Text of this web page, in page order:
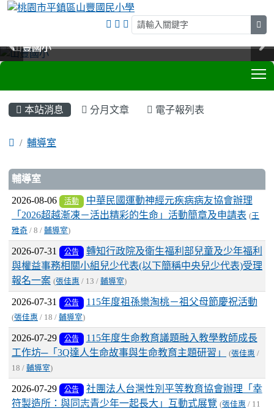
山豐國小
山豐國小
山豐國小
山豐國小
本站消息 分月文章 電子報列表
輔導室
文章列表
輔導室
2026-08-06 活動
中華民國運動神經元疾病病友協會辦理
「2026超越漸凍－活出精彩的生命」活動簡章及申請表 (王
雅奇 / 8 / 輔導室)
2026-07-31 公告
轉知行政院及衛生福利部兒童及少年福利
與權益事務相關小組兒少代表(以下簡稱中央兒少代表)受理
報名一案 (張佳惠 / 13 / 輔導室)
2026-07-31 公告 115年度祖孫樂淘桃－祖父母節慶祝活動
(張佳惠 / 18 / 輔導室)
2026-07-29 公告
115年度生命教育議題融入教學教師成長
工作坊─「3Q達人生命故事與生命教育主題研習」
(張佳惠 /
18 / 輔導室)
2026-07-29 公告
社團法人台灣性別平等教育協會辦理「幸
符製造所：與同志青少年一起長大」互動式展覽 (張佳惠 / 11